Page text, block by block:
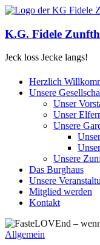
K.G. Fidele
Jeck loss Jecke langs!
Herzlich
Unsere
Unser
Unser
Unsere
Unsere
Das Burghaus
Unsere
Mitglied werden
Kontakt
Allgemein